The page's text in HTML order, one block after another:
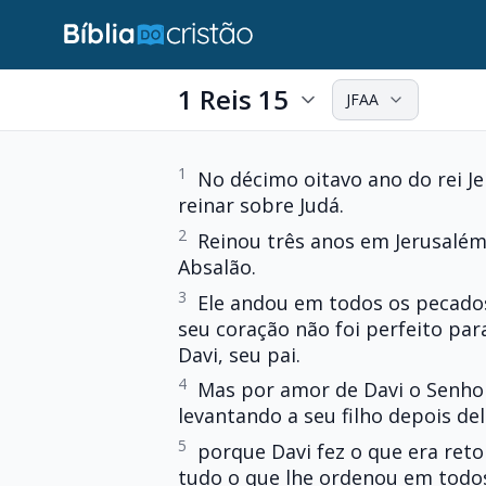
1 Reis 15 JFAA
1
No décimo oitavo ano do rei
reinar sobre Judá.
2
Reinou três anos em
Absalão.
3
Ele andou em todos os
seu coração não foi perfeito
Davi, seu pai.
4
Mas por amor de Davi o
levantando a seu filho depois
5
porque Davi fez o que era
tudo o que lhe ordenou em